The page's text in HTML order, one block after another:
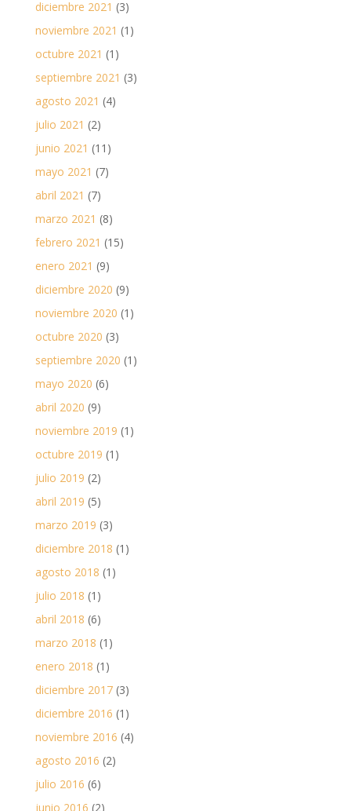
diciembre 2021 (3)
noviembre 2021 (1)
octubre 2021 (1)
septiembre 2021 (3)
agosto 2021 (4)
julio 2021 (2)
junio 2021 (11)
mayo 2021 (7)
abril 2021 (7)
marzo 2021 (8)
febrero 2021 (15)
enero 2021 (9)
diciembre 2020 (9)
noviembre 2020 (1)
octubre 2020 (3)
septiembre 2020 (1)
mayo 2020 (6)
abril 2020 (9)
noviembre 2019 (1)
octubre 2019 (1)
julio 2019 (2)
abril 2019 (5)
marzo 2019 (3)
diciembre 2018 (1)
agosto 2018 (1)
julio 2018 (1)
abril 2018 (6)
marzo 2018 (1)
enero 2018 (1)
diciembre 2017(3)
diciembre 2016 (1)
noviembre 2016 (4)
agosto 2016 (2)
julio 2016 (6)
junio 2016 (2)